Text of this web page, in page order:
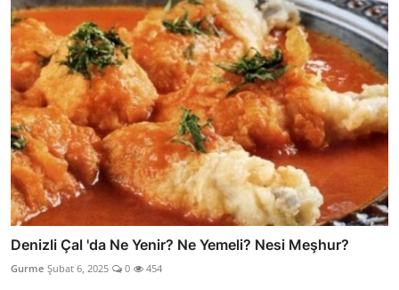
Denizli Çal 'da Ne Yenir? Ne Yemeli? Nesi Meşhur?
Gurme Şubat 6, 2025 0 454